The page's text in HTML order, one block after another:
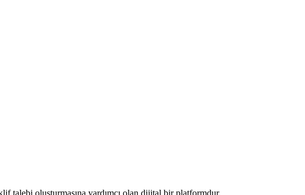
talebi oluşturmasına yardımcı olan dijital bir platformdur.